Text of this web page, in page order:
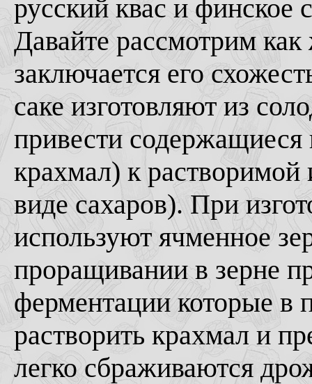
русский квас и финское
Давайте рассмотрим как
заключается его
саке изготовляют из
привести содержащиеся
крахмал) к
виде сахаров). При
используют ячменное
проращивании в зерне
ферментации которые в
растворить крахмал и
легко сбраживаются